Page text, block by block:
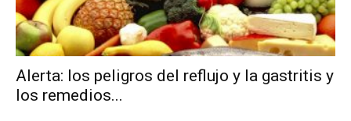
Alerta: los peligros del reflujo y la gastritis y
los remedios...